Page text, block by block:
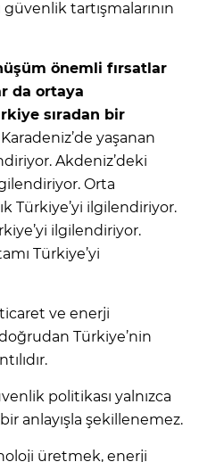
güvenlik tartışmalarının
önemli fırsatlar
da ortaya
sıradan bir
Karadeniz’de yaşanan
Akdeniz’deki
Orta
Türkiye’yi ilgilendiriyor.
ilgilendiriyor.
Türkiye’yi
ve enerji
Türkiye’nin
politikası yalnızca
bir anlayışla şekillenemez.
üretmek, enerji